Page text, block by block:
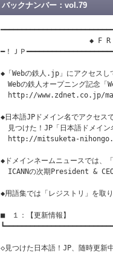
バックナンバー：vol.79
━！ＪＰ
◆「Webの鉄人.jp」にアクセスし
Webの鉄人オープニング記念「
http://www.zdnet.co.jp/
◆日本語JPドメイン名でアクセス
見つけた！JP「日本語ドメイン
http://mitsuketa-
◆ドメインネームニュースでは、
ICANNの次期President & CEO
◆用語集では「レジストリ」を取
■　１：【更新情報】
◇見つけた日本語！JP、随時更新